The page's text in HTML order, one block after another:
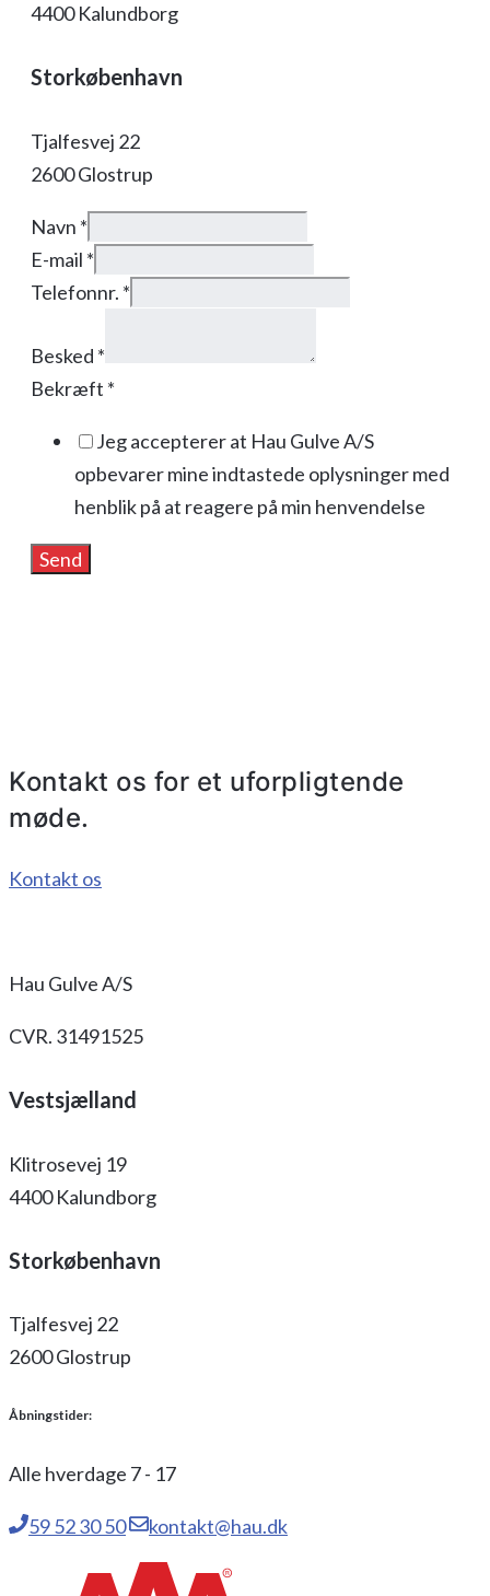
4400 Kalundborg
Storkøbenhavn
Tjalfesvej 22
2600 Glostrup
Navn *
E-mail *
Telefonnr. *
Besked *
Bekræft *
Jeg accepterer at Hau Gulve A/S
opbevarer mine indtastede oplysninger med
henblik på at reagere på min henvendelse
Send
Kontakt os for et uforpligtende
møde.
Kontakt os
Hau Gulve A/S
CVR. 31491525
Vestsjælland
Klitrosevej 19
4400 Kalundborg
Storkøbenhavn
Tjalfesvej 22
2600 Glostrup
Åbningstider:
Alle hverdage 7 - 17
59 52 30 50 kontakt@hau.dk